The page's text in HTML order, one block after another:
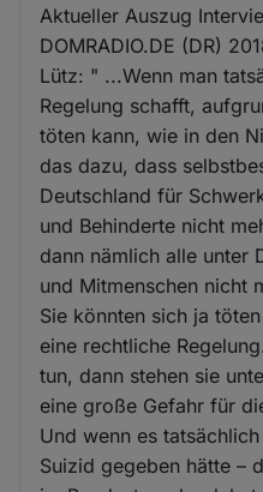
Aktueller Auszug
DOMRADIO.DE (DR)
Lütz: " ...Wenn man
Regelung schafft,
töten kann, wie in den
das dazu, dass
Deutschland für
und Behinderte nicht
dann nämlich alle unter
und Mitmenschen nicht
Sie könnten sich ja
eine rechtliche
tun, dann stehen sie
eine große Gefahr für
Und wenn es
Suizid gegeben hätte –